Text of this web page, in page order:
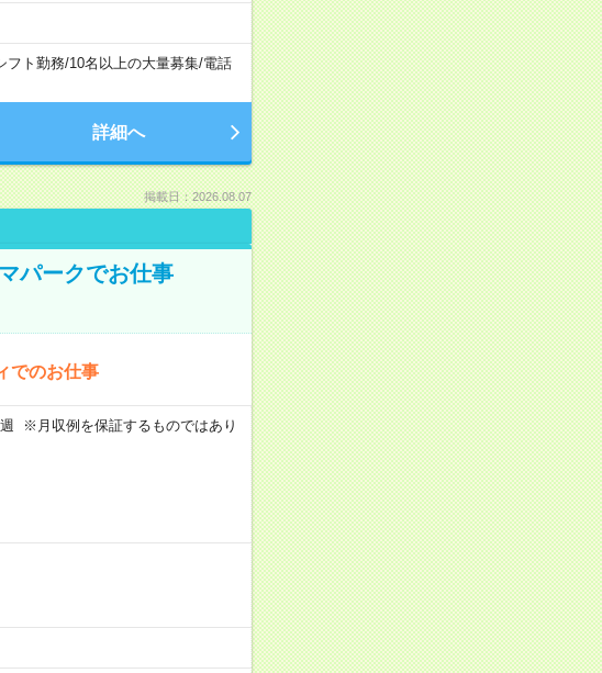
フト勤務/10名以上の大量募集/電話
詳細へ
掲載日：2026.08.07
パークでお仕事
でのお仕事
※月収例を保証するものではあり